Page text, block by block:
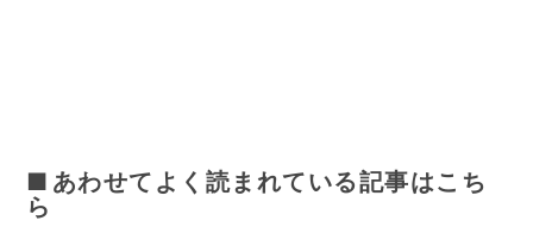
あわせてよく読まれている記事はこち
ら